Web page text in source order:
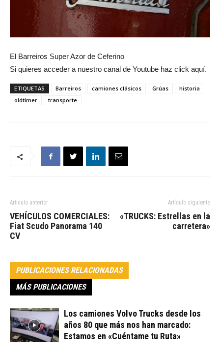
El Barreiros Super Azor de Ceferino
Si quieres acceder a nuestro canal de Youtube haz click aquí.
ETIQUETAS Barreiros camiones clásicos Grúas
historia
oldtimer
transporte
Artículo anterior
VEHÍCULOS COMERCIALES:
Fiat Scudo Panorama 140
CV
Artículo siguiente
«TRUCKS: Estrellas en la
carretera»
PUBLICACIONES RELACIONADAS
MÁS PUBLICACIONES
Los camiones Volvo Trucks desde los
años 80 que más nos han marcado:
Estamos en «Cuéntame tu Ruta»